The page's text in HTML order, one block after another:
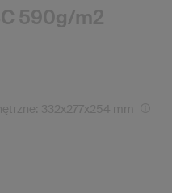
590g/m2
332x277x254 mm